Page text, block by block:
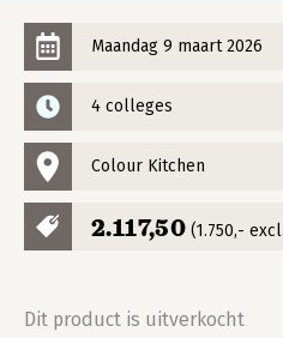
Maandag 9 maart 2026
4 colleges
Colour Kitchen
2.117,50 (1.750,-
Dit product is uitverkocht